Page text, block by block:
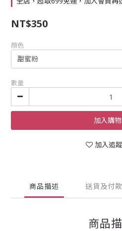
NT$350
顏色
數量
加入購
加入追
商品描述 送貨及付
商品